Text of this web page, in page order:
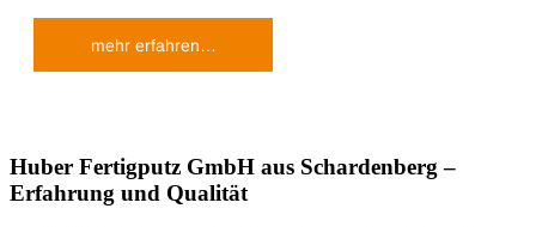
mehr erfahren…
Huber Fertigputz GmbH aus Schardenberg –
Erfahrung und Qualität